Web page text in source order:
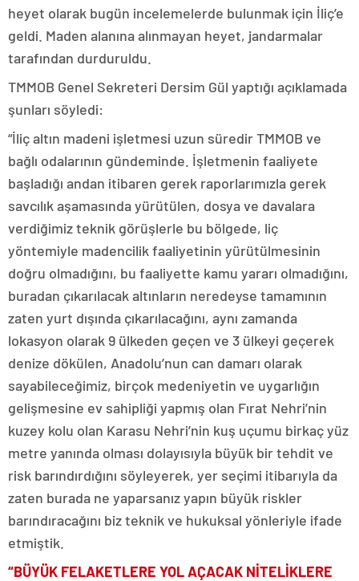
heyet olarak bugün incelemelerde bulunmak için İliç’e
geldi. Maden alanına alınmayan heyet, jandarmalar
tarafından durduruldu.
TMMOB Genel Sekreteri Dersim Gül yaptığı açıklamada
şunları söyledi:
“İliç altın madeni işletmesi uzun süredir TMMOB ve
bağlı odalarının gündeminde. İşletmenin faaliyete
başladığı andan itibaren gerek raporlarımızla gerek
savcılık aşamasında yürütülen, dosya ve davalara
verdiğimiz teknik görüşlerle bu bölgede, liç
yöntemiyle madencilik faaliyetinin yürütülmesinin
doğru olmadığını, bu faaliyette kamu yararı olmadığını,
buradan çıkarılacak altınların neredeyse tamamının
zaten yurt dışında çıkarılacağını, aynı zamanda
lokasyon olarak 9 ülkeden geçen ve 3 ülkeyi geçerek
denize dökülen, Anadolu’nun can damarı olarak
sayabileceğimiz, birçok medeniyetin ve uygarlığın
gelişmesine ev sahipliği yapmış olan Fırat Nehri’nin
kuzey kolu olan Karasu Nehri’nin kuş uçumu birkaç yüz
metre yanında olması dolayısıyla büyük bir tehdit ve
risk barındırdığını söyleyerek, yer seçimi itibarıyla da
zaten burada ne yaparsanız yapın büyük riskler
barındıracağını biz teknik ve hukuksal yönleriyle ifade
etmiştik.
“BÜYÜK FELAKETLERE YOL AÇACAK NİTELİKLERE